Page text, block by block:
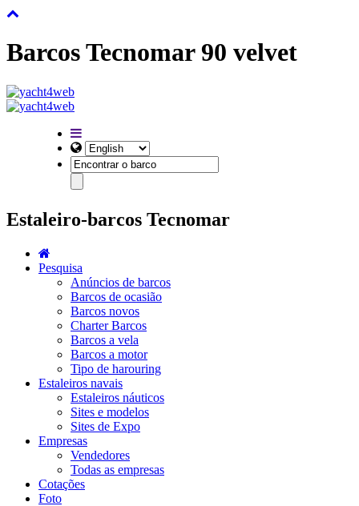
Barcos Tecnomar 90 velvet
Estaleiro-barcos Tecnomar
Pesquisa
Anúncios de barcos
Barcos de ocasião
Barcos novos
Charter Barcos
Barcos a vela
Barcos a motor
Tipo de harouring
Estaleiros navais
Estaleiros náuticos
Sites e modelos
Sites de Expo
Empresas
Vendedores
Todas as empresas
Cotações
Foto